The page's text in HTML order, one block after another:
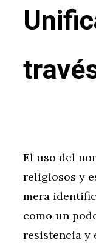
El uso del
religiosos y
mera
como un
resistencia y